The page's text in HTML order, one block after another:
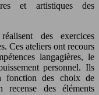
et artistiques des
des exercices
Ces ateliers ont recours
langagières, le
personnel. Ils
fonction des choix de
recense des éléments